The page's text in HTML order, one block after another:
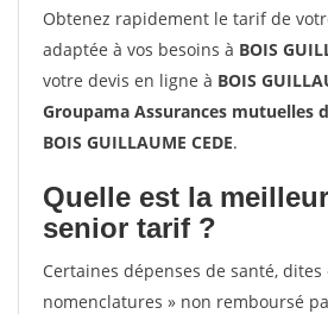
Obtenez rapidement le tarif de
adaptée à vos besoins à BOIS
votre devis en ligne à BOIS
Groupama Assurances mutuelles
BOIS GUILLAUME CEDE.
Quelle est la
senior tarif ?
Certaines dépenses de santé, dites
nomenclatures » non remboursé